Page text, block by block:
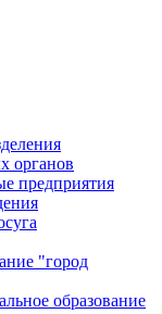
органов
предприятия
"город
образование